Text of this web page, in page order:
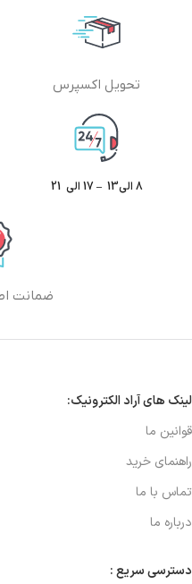
تحویل اکسپرس
8 الی13 – 17 الی 21
ضمانت
لینک های آراد الکترونیک:
قوانین ما
راهنمای خرید
تماس با ما
درباره ما
دسترسی سریع :